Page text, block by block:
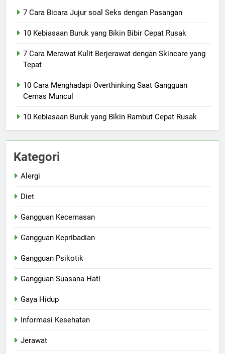
7 Cara Bicara Jujur soal Seks dengan Pasangan
10 Kebiasaan Buruk yang Bikin Bibir Cepat Rusak
7 Cara Merawat Kulit Berjerawat dengan Skincare yang
Tepat
10 Cara Menghadapi Overthinking Saat Gangguan
Cemas Muncul
10 Kebiasaan Buruk yang Bikin Rambut Cepat Rusak
Kategori
Alergi
Diet
Gangguan Kecemasan
Gangguan Kepribadian
Gangguan Psikotik
Gangguan Suasana Hati
Gaya Hidup
Informasi Kesehatan
Jerawat